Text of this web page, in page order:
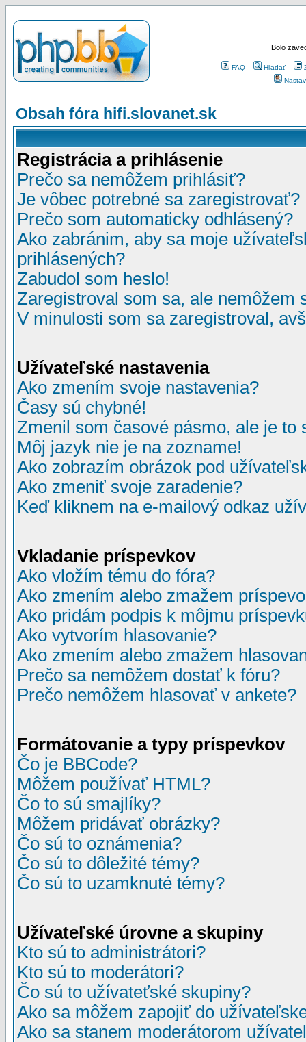
Bolo
FAQ Hľadať
Obsah fóra hifi.slovanet.sk
Registrácia a prihlásenie
Prečo sa nemôžem prihlásiť?
Je vôbec potrebné sa zaregistrovať?
Prečo som automaticky odhlásený?
Ako zabránim, aby sa moje
prihlásených?
Zabudol som heslo!
Zaregistroval som sa, ale nemôžem
V minulosti som sa zaregistroval,
Užívateľské nastavenia
Ako zmením svoje nastavenia?
Časy sú chybné!
Zmenil som časové pásmo, ale je to
Môj jazyk nie je na zozname!
Ako zobrazím obrázok pod
Ako zmeniť svoje zaradenie?
Keď kliknem na e-mailový odkaz
Vkladanie príspevkov
Ako vložím tému do fóra?
Ako zmením alebo zmažem
Ako pridám podpis k môjmu
Ako vytvorím hlasovanie?
Ako zmením alebo zmažem
Prečo sa nemôžem dostať k fóru?
Prečo nemôžem hlasovať v ankete?
Formátovanie a typy príspevkov
Čo je BBCode?
Môžem používať HTML?
Čo to sú smajlíky?
Môžem pridávať obrázky?
Čo sú to oznámenia?
Čo sú to dôležité témy?
Čo sú to uzamknuté témy?
Užívateľské úrovne a skupiny
Kto sú to administrátori?
Kto sú to moderátori?
Čo sú to užívateťské skupiny?
Ako sa môžem zapojiť do
Ako sa stanem moderátorom